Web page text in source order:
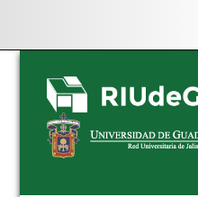
Skip
navigation